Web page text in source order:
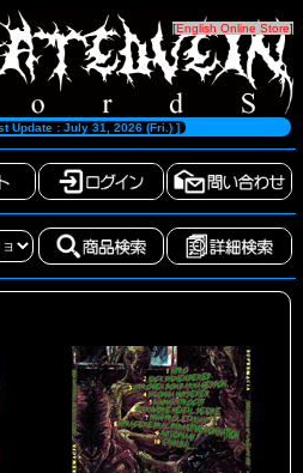
[English Online Store]
Update : July 31, 2026 (Fri.) ]